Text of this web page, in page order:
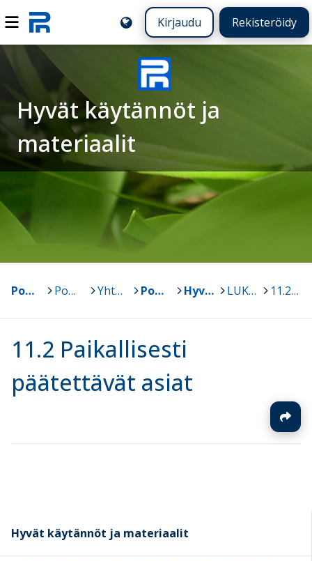
Kirjaudu Rekisteröidy
Hyvät käytännöt ja
materiaalit
Pomarkun koulujen ja varhaiskasvatuksen kotisivu Pomarkun yhteiskoulun opetussuunnitelma Yhteiskoulun opetussuunnitelma 2017 Pomarkun perusopetuksen opetussuunnitelma vuosiluokille 7-9 1.8.2017 Hyvät käytännöt ja materiaalit LUKU 11 ERITYISEEN MAAILMANKATSOMUKSEEN TAI KASVATUSOPILLISEEN JÄRJESTELMÄÄN PERUSTUVA PERUSOPETUS 11.2 Paikallisesti päätettävät asiat
11.2 Paikallisesti
päätettävät asiat
Hyvät käytännöt ja materiaalit